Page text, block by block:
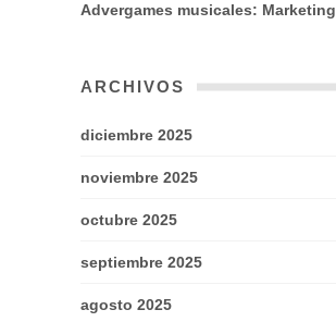
Advergames musicales: Marketing
ARCHIVOS
diciembre 2025
noviembre 2025
octubre 2025
septiembre 2025
agosto 2025